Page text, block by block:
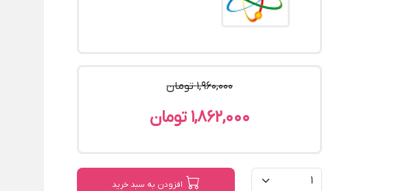
1,960,000 تومان
1,862,000 تومان
افزودن به سبد خرید